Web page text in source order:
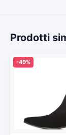
Prodotti
-49%